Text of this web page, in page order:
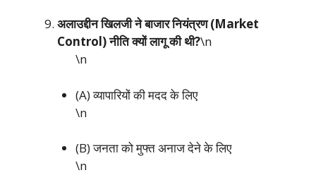
अलाउद्दीन खिलजी ने बाजार नियंत्रण (Market
Control) नीति क्यों लागू की थी?\n
\n
(A) व्यापारियों की मदद के लिए
\n
(B) जनता को मुफ्त अनाज देने के लिए
\n